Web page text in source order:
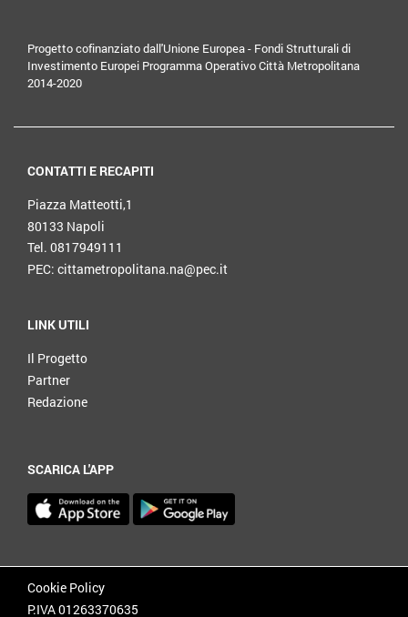
Progetto cofinanziato dall'Unione Europea - Fondi Strutturali di
Investimento Europei Programma Operativo Città Metropolitana
2014-2020
CONTATTI E RECAPITI
Piazza Matteotti,1
80133 Napoli
Tel. 0817949111
PEC: cittametropolitana.na@pec.it
LINK UTILI
Il Progetto
Partner
Redazione
SCARICA L'APP
Cookie Policy
P.IVA 01263370635